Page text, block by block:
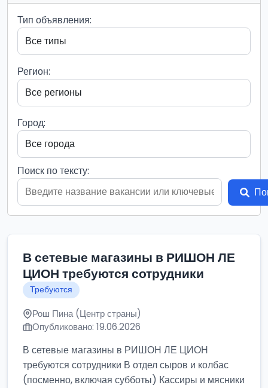
Тип объявления:
Регион:
Город:
Поиск по тексту:
В сетевые магазины в РИШОН ЛЕ
ЦИОН требуются сотрудники
Требуются
Рош Пина (Центр страны)
Опубликовано: 19.06.2026
В сетевые магазины в РИШОН ЛЕ ЦИОН
требуются сотрудники В отдел сыров и колбас
(посменно, включая субботы) Кассиры и мясники